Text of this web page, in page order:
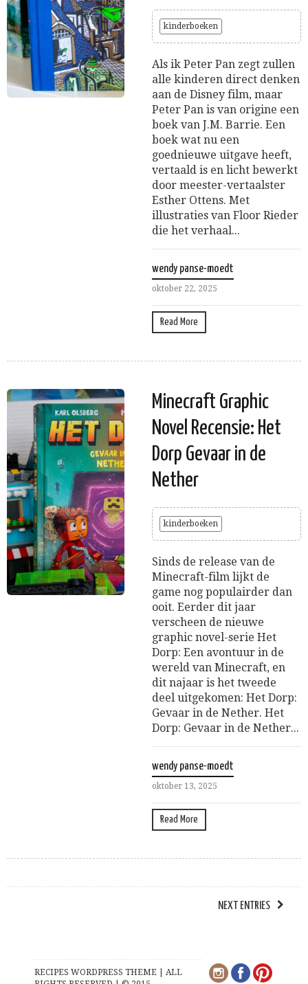
kinderboeken
Als ik Peter Pan zegt zullen
alle kinderen direct denken
aan de Disney film, maar
Peter Pan is van origine een
boek van J.M. Barrie. Een
boek wat nu een
goednieuwe uitgave heeft,
vertaald is en licht bewerkt
door meester-vertaalster
Esther Ottens. Met
illustraties van Floor Rieder
die het verhaal...
wendy panse-moedt
oktober 22, 2025
Read More
Minecraft Graphic
Novel Recensie: Het
Dorp Gevaar in de
Nether
kinderboeken
Sinds de release van de
Minecraft-film lijkt de
game nog populairder dan
ooit. Eerder dit jaar
verscheen de nieuwe
graphic novel-serie Het
Dorp: Een avontuur in de
wereld van Minecraft, en
dit najaar is het tweede
deel uitgekomen: Het Dorp:
Gevaar in de Nether. Het
Dorp: Gevaar in de Nether...
wendy panse-moedt
oktober 13, 2025
Read More
NEXT ENTRIES
RECIPES WORDPRESS THEME | ALL